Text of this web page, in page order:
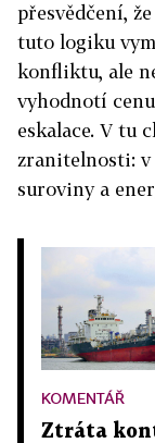
přesvědčení,
tuto logiku
konfliktu, ale
vyhodnotí
eskalace. V tu
zranitelnosti: v
suroviny a
KOMENTÁŘ
Ztráta